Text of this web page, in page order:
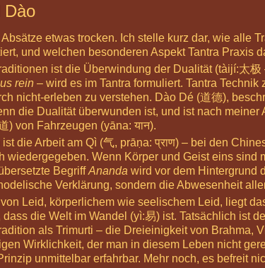
Dào
Absätze etwas trocken. Ich stelle kurz dar, wie alle
und welchen besonderen Aspekt Tantra Praxis
ist die Überwindung der Dualität (tàijí:太极
rein – wird es im Tantra formuliert. Tantra
nicht-erleben zu verstehen. Dào Dé (道德),
die Dualität überwunden ist, und ist nach
) von Fahrzeugen (yāna: यान).
die Arbeit am Qì (气, prāṇa: प्राण) – bei den
wiedergegeben. Wenn Körper und Geist eins
BegriffAnanda wird vor dem Hintergrund
Verklärung, sondern die Abwesenheit
von Leid, körperlichem wie seelischem Leid, liegt
die Welt im Wandel (yì:易) ist. Tatsächlich ist
als Trimurti – die Dreieinigkeit von Brahma,
Wirklichkeit, der man in diesem Leben nicht
unmittelbar erfahrbar. Mehr noch, es befreit